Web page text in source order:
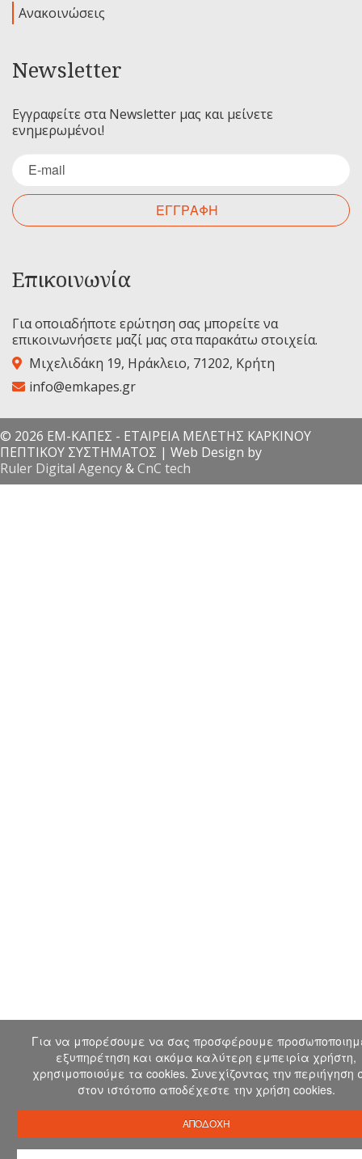
Ανακοινώσεις
Newsletter
Εγγραφείτε στα Newsletter μας και μείνετε
ενημερωμένοι!
ΕΓΓΡΑΦΗ
Επικοινωνία
Για οποιαδήποτε ερώτηση σας μπορείτε να
επικοινωνήσετε μαζί μας στα παρακάτω στοιχεία.
Μιχελιδάκη 19, Ηράκλειο, 71202, Κρήτη
info@emkapes.gr
© 2026 ΕΜ-ΚΑΠΕΣ - ΕΤΑΙΡΕΙΑ ΜΕΛΕΤΗΣ ΚΑΡΚΙΝΟΥ
ΠΕΠΤΙΚΟΥ ΣΥΣΤΗΜΑΤΟΣ | Web Design by
Ruler Digital Agency&CnC tech
Για να μπορέσουμε να σας προσφέρουμε
εξυπηρέτηση και ακόμα καλύτερη εμπειρία χρήστη,
χρησιμοποιούμε τα cookies. Συνεχίζοντας την περιήγηση
στον ιστότοπο αποδέχεστε την χρήση cookies.
ΑΠΟΔΟΧΗ